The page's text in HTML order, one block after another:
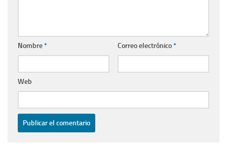
Nombre* Correo electrónico*
Web